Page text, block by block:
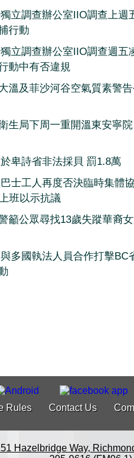
立調查辦公室IIO調查上週
行動
立調查辦公室IIO調查週五
動中有否違規
溫及菲沙河谷空氣質素警
生局下周一重開溫東安寧
卑詩省非法採貝 罰1.8萬
士工人再度否決臨時集體
班以示抗議
籲公眾尋找13歲失蹤華裔
多國執法人員合作打擊BC
Rules Contact Us
Hazelbridge Way,